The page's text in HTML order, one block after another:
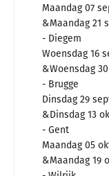
Maandag 07
Maandag 21
Diegem
Woensdag 16
Woensdag
Brugge
Dinsdag 29
Dinsdag 13
Gent
Maandag 05
Maandag 19